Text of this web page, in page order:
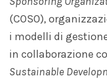
(COSO),
i modelli di
in collaborazione
Sustainable